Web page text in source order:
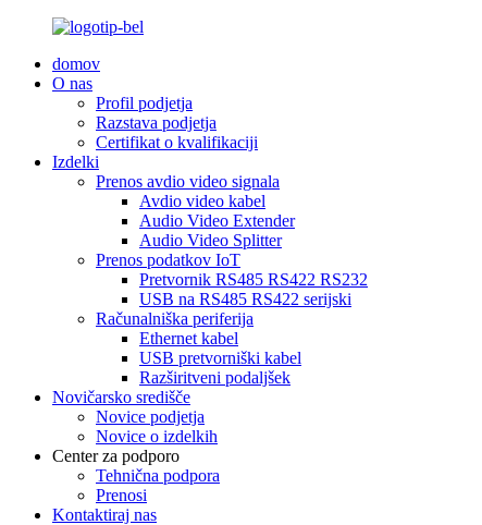
domov
O nas
Profil podjetja
Razstava podjetja
Certifikat o kvalifikaciji
Izdelki
Prenos avdio video signala
Avdio video kabel
Audio Video Extender
Audio Video Splitter
Prenos podatkov IoT
Pretvornik RS485 RS422 RS232
USB na RS485 RS422 serijski
Računalniška periferija
Ethernet kabel
USB pretvorniški kabel
Razširitveni podaljšek
Novičarsko središče
Novice podjetja
Novice o izdelkih
Center za podporo
Tehnična podpora
Prenosi
Kontaktiraj nas